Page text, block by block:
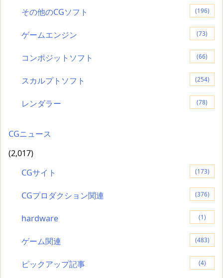
その他のCGソフト (196)
ゲームエンジン (73)
コンポジットソフト (66)
スカルプトソフト (254)
レンダラー (78)
CGニュース
(2,017)
CGサイト
(173)
CGプロダクション関連 (376)
hardware (1)
ゲーム関連 (483)
ピックアップ記事 (4)